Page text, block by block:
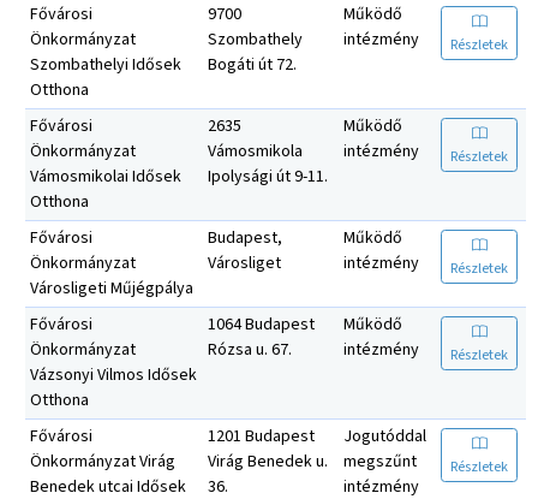
Fővárosi
Önkormányzat
Szombathelyi Idősek
Otthona
9700
Szombathely
Bogáti út 72.
Működő
intézmény
Részletek
Fővárosi
Önkormányzat
Vámosmikolai Idősek
Otthona
2635
Vámosmikola
Ipolysági út 9-11.
Működő
intézmény
Részletek
Fővárosi
Önkormányzat
Városligeti Műjégpálya
Budapest,
Városliget
Működő
intézmény
Részletek
Fővárosi
Önkormányzat
Vázsonyi Vilmos Idősek
Otthona
1064 Budapest
Rózsa u. 67.
Működő
intézmény
Részletek
Fővárosi
Önkormányzat Virág
Benedek utcai Idősek
1201 Budapest
Virág Benedek u.
36.
Jogutóddal
megszűnt
intézmény
Részletek